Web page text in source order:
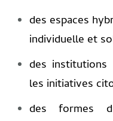
des espaces
individuelle et
des institutions
les initiatives
des formes